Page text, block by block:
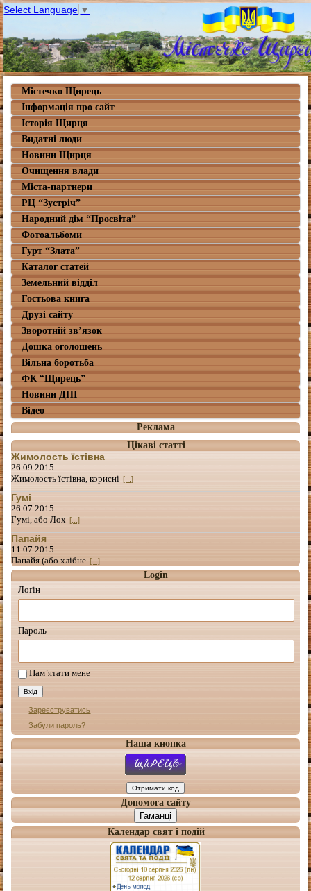
Select Language ▼
Містечко Щирець
Інформація про сайт
Історія Щирця
Видатні люди
Новини Щирця
Очищення влади
Міста-партнери
РЦ “Зустріч”
Народний дім “Просвіта”
Фотоальбоми
Гурт “Злата”
Каталог статей
Земельний відділ
Гостьова книга
Друзі сайту
Зворотній зв’язок
Дошка оголошень
Вільна боротьба
ФК “Щирець”
Новини ДПІ
Відео
Реклама
Цікаві статті
Жимолость їстівна
26.09.2015
Жимолость їстівна, корисні [...]
Гумі
26.07.2015
Гумі, або Лох [...]
Папайя
11.07.2015
Папайя (або хлібне [...]
Login
Лоґін
Пароль
Пам`ятати мене
Зареєструватись
Забули пароль?
Наша кнопка
Допомога сайту
Гаманці
Календар свят і подій